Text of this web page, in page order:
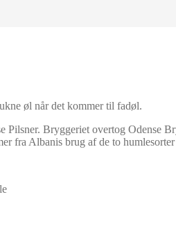
øl når det kommer til fadøl.
Bryggeriet overtog Odense
fra Albanis brug af de to